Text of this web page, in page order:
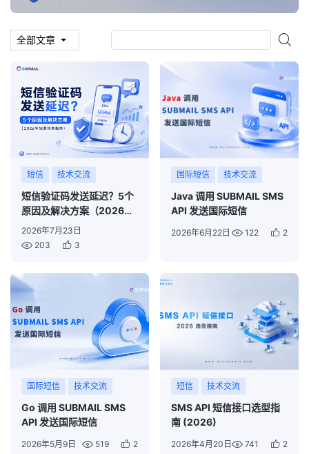
短信 技术交流
短信验证码发送延迟？5个
原因及解决方案（2026年
完整排查指南）
2026年7月23日
203
3
国际短信 技术交流
Java 调用 SUBMAIL SMS
API 发送国际短信
2026年6月22日 122 2
国际短信 技术交流
Go 调用 SUBMAIL SMS
API 发送国际短信
2026年5月9日 519 2
短信 技术交流
SMS API 短信接口选型指
南 (2026)
2026年4月20日 741 2